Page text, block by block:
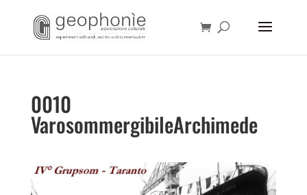
0010
VarosommergibileArchimede